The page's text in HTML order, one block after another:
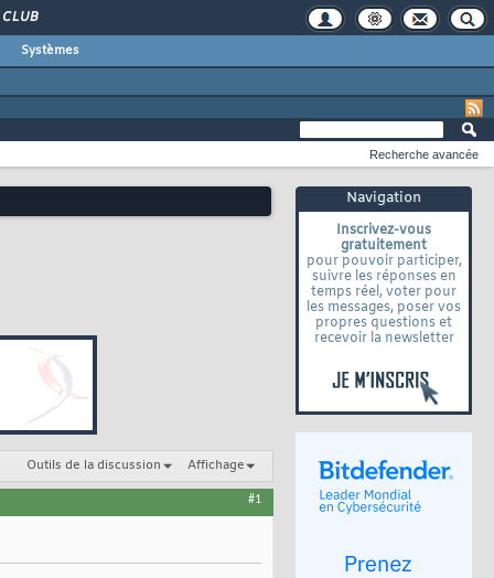
CLUB
Systèmes
Navigation
Inscrivez-vous
gratuitement
pour pouvoir participer,
suivre les réponses en
temps réel, voter pour
les messages, poser vos
propres questions et
recevoir la newsletter
Recherche avancée
Outils de la discussion Affichage
#1